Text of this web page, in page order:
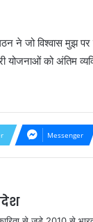
ने जो विश्वास मुझ
योजनाओं को अंतिम
Messenger